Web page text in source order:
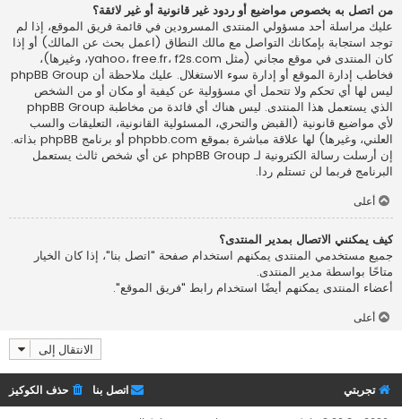
من اتصل به بخصوص مواضيع أو ردود غير قانونية أو غير لائقة؟
عليك مراسلة أحد مسؤولي المنتدى المسرودين في قائمة فريق الموقع، إذا لم
توجد استجابة بإمكانك التواصل مع مالك النطاق (اعمل بحث عن المالك) أو إذا
كان المنتدى في موقع مجاني (مثل yahoo، free.fr، f2s.com، وغيرها)،
فخاطب إدارة الموقع أو إدارة سوء الاستغلال. عليك ملاحظة أن phpBB Group
ليس لها أي تحكم ولا تتحمل أي مسؤولية عن كيفية أو مكان أو من الشخص
الذي يستعمل هذا المنتدى. ليس هناك أي فائدة من مخاطبة phpBB Group
لأي مواضيع قانونية (القبض والتحري، المسئولية القانونية، التعليقات والسب
العلني، وغيرها) لها علاقة مباشرة بموقع phpbb.com أو برنامج phpBB بذاته.
إن أرسلت رسالة الكترونية لـ phpBB Group عن أي شخص ثالث يستعمل
البرنامج فربما لن تستلم ردا.
أعلى
كيف يمكنني الاتصال بمدير المنتدى؟
جميع مستخدمي المنتدى يمكنهم استخدام صفحة "اتصل بنا"، إذا كان الخيار
متاحًا بواسطة مدير المنتدى.
أعضاء المنتدى يمكنهم أيضًا استخدام رابط "فريق الموقع".
أعلى
الانتقال إلى
تجربتي حذف الكوكيز اتصل بنا